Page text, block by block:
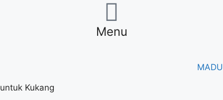
Menu
MADU
untuk Kukang